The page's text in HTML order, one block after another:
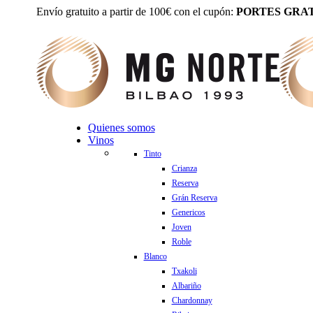
Envío gratuito a partir de 100€ con el cupón: PORTES
Quienes somos
Vinos
Tinto
Crianza
Reserva
Grán Reserva
Genericos
Joven
Roble
Blanco
Txakoli
Albariño
Chardonnay